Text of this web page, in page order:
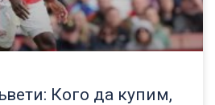
Кого да купим,